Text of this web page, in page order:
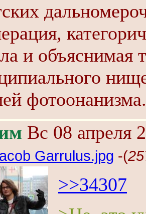
и объяснимая
фотоонанизма.
Вс 08 апреля
Garrulus.jpg -(
>>34307